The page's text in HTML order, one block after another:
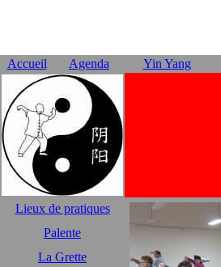
Accueil Agenda Yin Yang
Lieux de pratiques
Palente
La Grette